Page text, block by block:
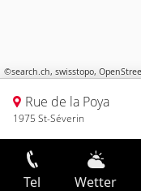
©search.ch, swisstopo,
Rue de la Poya
1975 St-Séverin
Tel Wetter